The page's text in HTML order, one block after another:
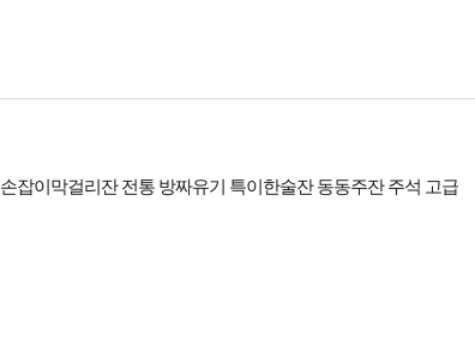
손잡이막걸리잔 전통 방짜유기 특이한술잔 동동주잔 주석 고급